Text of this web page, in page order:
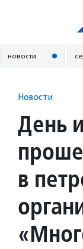
новости
Новости
День
в